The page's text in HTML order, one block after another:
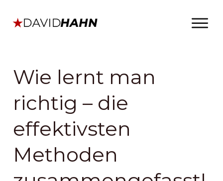
Wie lernt man
richtig – die
effektivsten
Methoden